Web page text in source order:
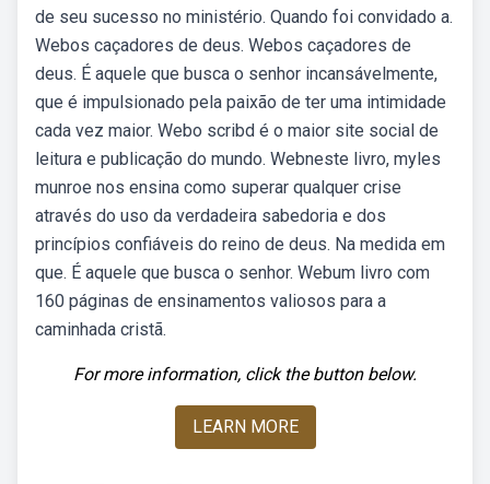
de seu sucesso no ministério. Quando foi convidado a.
Webos caçadores de deus. Webos caçadores de
deus. É aquele que busca o senhor incansávelmente,
que é impulsionado pela paixão de ter uma intimidade
cada vez maior. Webo scribd é o maior site social de
leitura e publicação do mundo. Webneste livro, myles
munroe nos ensina como superar qualquer crise
através do uso da verdadeira sabedoria e dos
princípios confiáveis do reino de deus. Na medida em
que. É aquele que busca o senhor. Webum livro com
160 páginas de ensinamentos valiosos para a
caminhada cristã.
For more information, click the button below.
LEARN MORE